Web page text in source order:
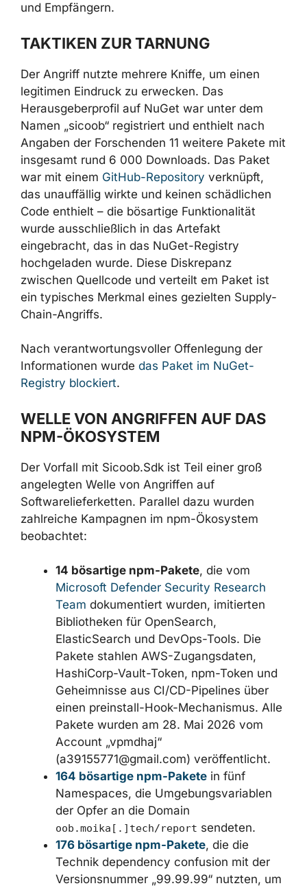
Transaktionsdetails offengelegt werden:
sowie Daten von Zahlern und Empfängern.
TAKTIKEN ZUR TARNUNG
Der Angriff nutzte mehrere Kniffe, um einen
legitimen Eindruck zu erwecken. Das
Herausgeberprofil auf NuGet war unter dem
Namen „sicoob“ registriert und enthielt nach
Angaben der Forschenden 11 weitere Pakete
mit insgesamt rund 6 000 Downloads. Das
Paket war mit einemGitHub-Repository
verknüpft, das unauffällig wirkte und keinen
schädlichen Code enthielt – die bösartige
Funktionalität wurde ausschließlich in das
Artefakt eingebracht, das in das NuGet-
Registry hochgeladen wurde. Diese
Diskrepanz zwischen Quellcode und verteilt
gezielten Supply-Chain-Angriffs.
Nach verantwortungsvoller Offenlegung der
Registry blockiert.
NPM-ÖKOSYSTEM
Der Vorfall mit Sicoob.Sdk ist Teil einer groß
angelegten Welle von Angriffen auf
Softwarelieferketten. Parallel dazu wurden
beobachtet:
14 bösartige npm-Pakete, die vom
Microsoft Defender Security Research
Teamdokumentiert wurden, imitierten
Bibliotheken für OpenSearch,
ElasticSearch und DevOps-Tools. Die
Pakete stahlen AWS-Zugangsdaten,
HashiCorp-Vault-Token, npm-Token
und Geheimnisse aus CI/CD-Pipelines
über einen preinstall-Hook-
Mechanismus. Alle Pakete wurden am
28. Mai 2026 vom Account „vpmdhaj“
(a39155771@gmail.com) veröffentlicht.
164 bösartige npm-Pakete
Namespaces, die Umgebungsvariablen
der Opfer an die Domain
oob.moika[.]tech/reportsendeten.
176 bösartige npm-Pakete, die die